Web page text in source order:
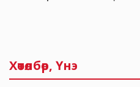
Хөтөлбөр, Үнэ